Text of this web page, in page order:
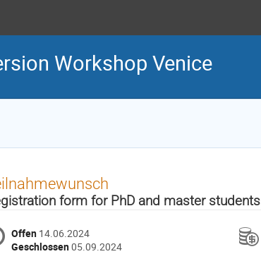
Workshop Venice
form for PhD and master students
Offen 14.06.2024
Geschlossen05.09.2024